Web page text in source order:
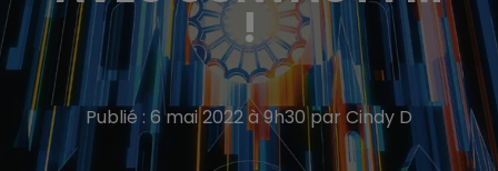
!
Publié : 6 mai 2022 à 9h30 par Cindy D